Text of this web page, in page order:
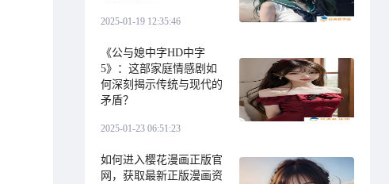
2025-01-19 12:35:46
《公与媳中字HD中字
5》：这部家庭情感剧如
何深刻揭示传统与现代的
矛盾？
2025-01-23 06:51:23
如何进入樱花漫画正版官
网，获取最新正版漫画资